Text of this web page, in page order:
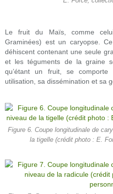
Le fruit du Maïs, comme
Graminées) est un caryopse.
déhiscent contenant une seule
et les téguments de la graine
qu’étant un fruit, se
utilisation, sa dissémination et sa
Figure 6. Coupe longitudinale de
la tigelle (crédit photo : E.